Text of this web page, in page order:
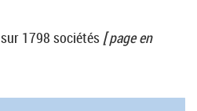
sur 1798 sociétés [ page en